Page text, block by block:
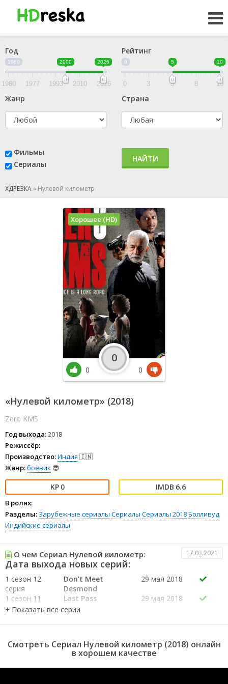
Год
1960 2000 2026
1960 1977 1993 2010 2026
Рейтинг
0 5 10
0 3 5 8 10
Жанр Страна
Фильмы
Сериалы
НАЙТИ
ХДРЕЗКА» Нулевой километр
«Нулевой километр» (2018)
Zero KMS
Год выхода:2018
Режиссёр:
Производство:Индия 🇮🇳
Жанр:боевик 😎
0 6.6
В ролях:
Разделы: Зарубежные сериалы Сериалы Сериалы 2018Болливуд
Индийские сериалы
Хорошее (HD)
0
0
0
О чем Сериал Нулевой километр: 17.03.2021
Дата выхода новых серий:
1 сезон 12
серия
Don't Meet
Desmond
29 мая 2018
1 сезон 11
серия
Last Pass
29 мая 2018
серия
Video Call
серия
серия
New Boss
29 мая 2018
Смотреть Сериал Нулевой километр (2018) онлайн
в хорошем качестве